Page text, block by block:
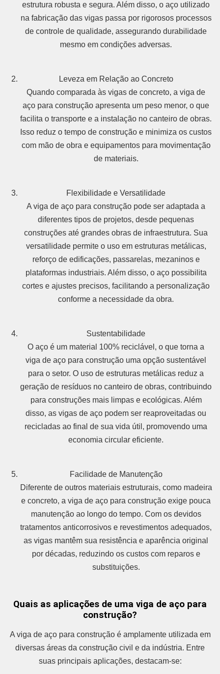
estrutura robusta e segura. Além disso, o aço utilizado
na fabricação das vigas passa por rigorosos processos
de controle de qualidade, assegurando durabilidade
mesmo em condições adversas.
Leveza em Relação ao Concreto
Quando comparada às vigas de concreto, a viga de
aço para construção apresenta um peso menor, o que
facilita o transporte e a instalação no canteiro de obras.
Isso reduz o tempo de construção e minimiza os custos
com mão de obra e equipamentos para movimentação
de materiais.
Flexibilidade e Versatilidade
A viga de aço para construção pode ser adaptada a
diferentes tipos de projetos, desde pequenas
construções até grandes obras de infraestrutura. Sua
versatilidade permite o uso em estruturas metálicas,
reforço de edificações, passarelas, mezaninos e
plataformas industriais. Além disso, o aço possibilita
cortes e ajustes precisos, facilitando a personalização
conforme a necessidade da obra.
Sustentabilidade
O aço é um material 100% reciclável, o que torna a
viga de aço para construção uma opção sustentável
para o setor. O uso de estruturas metálicas reduz a
geração de resíduos no canteiro de obras, contribuindo
para construções mais limpas e ecológicas. Além
disso, as vigas de aço podem ser reaproveitadas ou
recicladas ao final de sua vida útil, promovendo uma
economia circular eficiente.
Facilidade de Manutenção
Diferente de outros materiais estruturais, como madeira
e concreto, a viga de aço para construção exige pouca
manutenção ao longo do tempo. Com os devidos
tratamentos anticorrosivos e revestimentos adequados,
as vigas mantêm sua resistência e aparência original
por décadas, reduzindo os custos com reparos e
substituições.
Quais as aplicações de uma viga de aço para
construção?
A viga de aço para construção é amplamente utilizada em
diversas áreas da construção civil e da indústria. Entre
suas principais aplicações, destacam-se: